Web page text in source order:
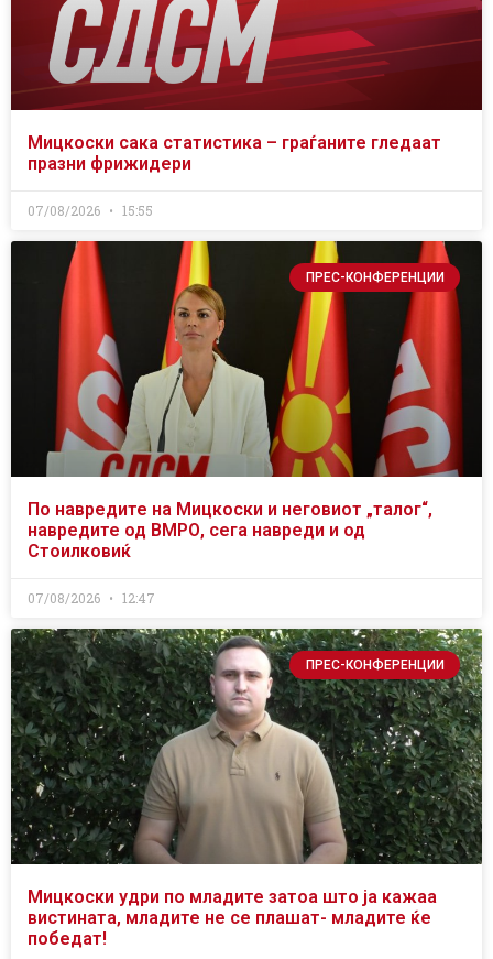
Мицкоски сака статистика – граѓаните гледаат
празни фрижидери
07/08/2026 15:55
ПРЕС-КОНФЕРЕНЦИИ
По навредите на Мицкоски и неговиот „талог“,
навредите од ВМРО, сега навреди и од
Стоилковиќ
07/08/2026 12:47
ПРЕС-КОНФЕРЕНЦИИ
Мицкоски удри по младите затоа што ја кажаа
вистината, младите не се плашат- младите ќе
победат!